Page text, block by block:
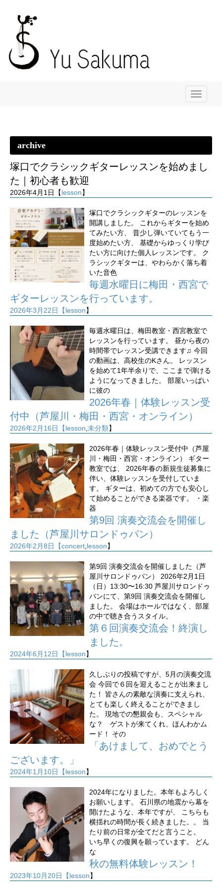
メ
ニ
archive
塚口でクラシックギターレッスンを始めまし
た｜初心者も歓迎
2026年4月1日【lesson】
塚口でクラシックギターのレッスンを
開講しました。 これからギターを始め
てみたい方、 昔少し弾いていてもう一
度始めたい方、 基礎からゆっくり学び
たい方に向けた個人レッスンです。 ク
ラシックギターは、やわらかく落ち着
いた音色
毎週水曜日に梅田・西宮で
ギターレッスンを行っています。
2026年3月22日【lesson】
毎週水曜日は、梅田教室・西宮教室で
レッスンを行っています。 昼から夜の
時間帯でレッスン受講できます♫ 今回
の動画は、高校生のKさん。 レッスン
を始めて1年半余りで、ここまで弾ける
ようになってきました。 部屋いっぱい
に彼の
2026年春｜体験レッスン受
付中（芦屋川・梅田・西宮・オンライン）
2026年2月16日【lesson,未分類】
2026年春｜体験レッスン受付中（芦屋
川・梅田・西宮・オンライン） ギター
教室では、 2026年春の新規生徒募集に
伴い、体験レッスンを受付していま
す。 ギターは、初めての方でも安心し
て始めることができる楽器です。 ・楽
器
第9回 演奏交流会を開催し
ました（芦屋川サロンドゥパン）
2026年2月8日【concert,lesson】
第9回 演奏交流会を開催しました（芦
屋川サロンドゥパン） 2026年2月1日
（日）13:30〜16:30 芦屋川サロンドゥ
パンにて、第9回 演奏交流会を開催し
ました。 会場はホールではなく、部屋
の中で聴き合うスタイル。
第６回演奏交流会！終演し
ました。
2024年6月12日【lesson】
久しぶりの投稿ですが、5月の演奏交流
会 今回で６回を迎えることが出来まし
た！ 皆さんの素敵な演奏に支えられ、
とても楽しく終えることができまし
た。 現地での懇親会も、スペシャル
な？ ゲストが来てくれ、ほんわかム
ード！ その
「あけまして、おめでとう
ございます。」
2024年1月10日【lesson】
2024年になりました。本年もよろしく
お願いします。 石川県の地震から幕を
開けたような、本年ですが、 こちらも
横揺れの時間が長く続きました。。 当
たり前の日常が全てだと言うこと。
いち早くの復興を願っています。 どん
な
秋の無料体験レッスン！
2023年10月20日【lesson】